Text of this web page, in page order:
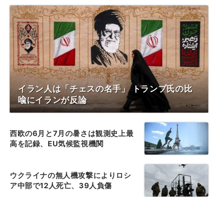
イラン人は「チェスの名手」 トランプ氏の比
喩にイランが反論
西欧の6月と7月の暑さは観測史上最
高を記録、EU気候監視機関
ウクライナの無人機攻撃によりロシ
ア中部で12人死亡、39人負傷